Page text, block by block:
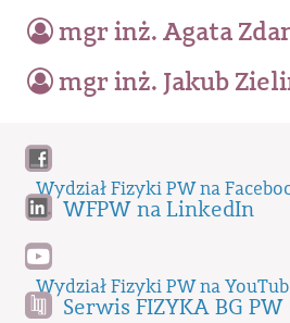
mgr inż. Agata
mgr inż. Jakub
Wydział Fizyki PW na
WFPW na LinkedIn
Wydział Fizyki PW na
Serwis FIZYKA BG PW